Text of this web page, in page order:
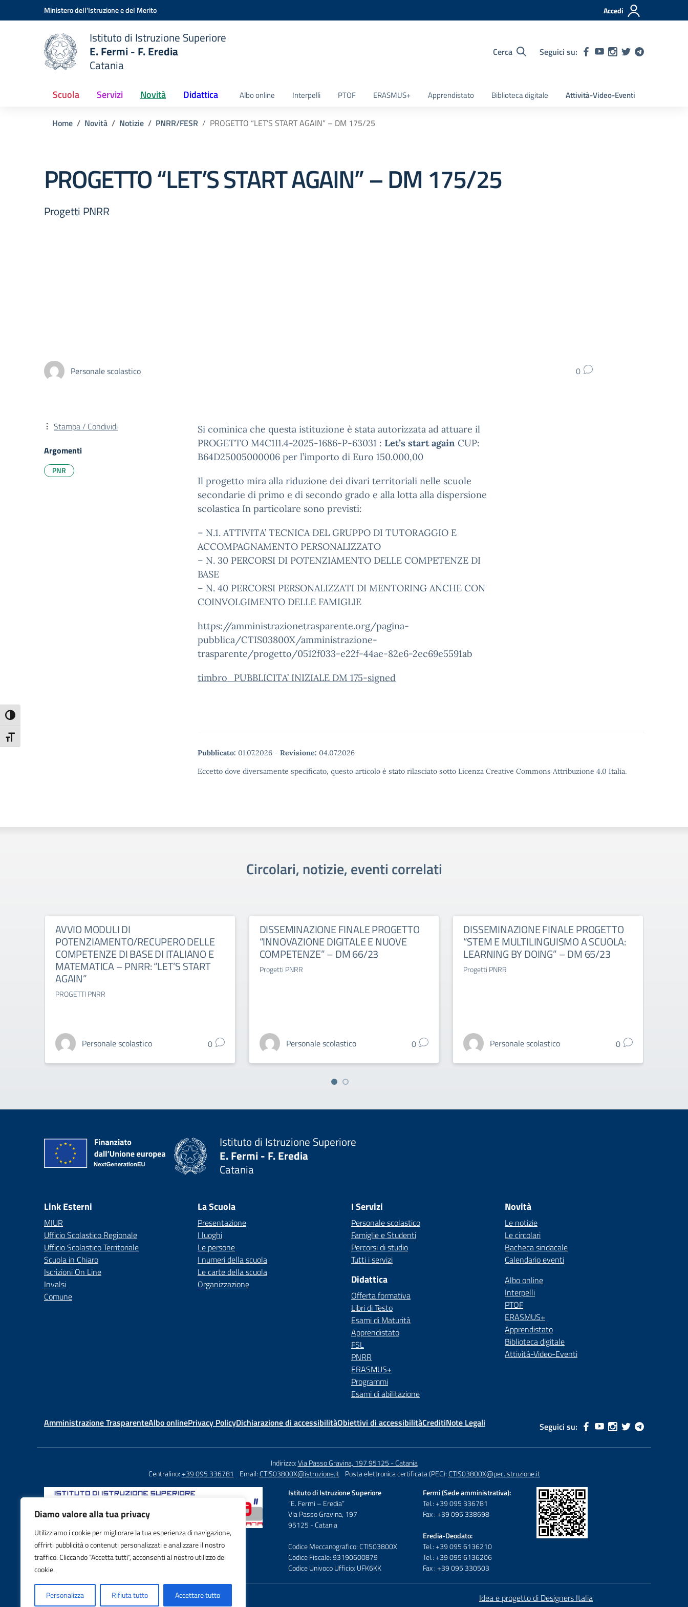
Diamo valore alla tua privacy
Utilizziamo i cookie per migliorare la tua esperienza di navigazione,
offrirti pubblicità o contenuti personalizzati e analizzare il nostro
traffico. Cliccando “Accetta tutti”, acconsenti al nostro utilizzo dei
cookie.
Personalizza Rifiuta tutto Accettare tutto
Attiva/disattiva alto contrasto
Attiva/disattiva dimensione testo
Vai ai contenuti
Vai al menu di navigazioneMinistero dell'Istruzione e del Merito Accedi
scuola
Istituto di Istruzione Superiore
E. Fermi - F. Eredia
Catania
Cerca Seguici su:
Scuola Servizi Novità Didattica Albo online Interpelli PTOF ERASMUS+ Apprendistato Biblioteca digitale Attività-Video-Eventi
Home Novità Notizie PNRR/FESR PROGETTO “LET’S START AGAIN” – DM 175/25
PROGETTO “LET’S START AGAIN” – DM 175/25
Progetti PNRR
Personale scolastico 0
Si cominica che questa istituzione è stata autorizzata ad attuare il
PROGETTO M4C1I1.4-2025-1686-P-63031 : Let’s start again CUP:
B64D25005000006 per l’importo di Euro 150.000,00
Il progetto mira alla riduzione dei divari territoriali nelle scuole
secondarie di primo e di secondo grado e alla lotta alla dispersione
scolastica In particolare sono previsti:
– N.1. ATTIVITA’ TECNICA DEL GRUPPO DI TUTORAGGIO E
ACCOMPAGNAMENTO PERSONALIZZATO
– N. 30 PERCORSI DI POTENZIAMENTO DELLE COMPETENZE DI
BASE
– N. 40 PERCORSI PERSONALIZZATI DI MENTORING ANCHE CON
COINVOLGIMENTO DELLE FAMIGLIE
https://amministrazionetrasparente.org/pagina-
pubblica/CTIS03800X/amministrazione-
trasparente/progetto/0512f033-e22f-44ae-82e6-2ec69e5591ab
timbro_PUBBLICITA’ INIZIALE DM 175-signed
Pubblicato: 01.07.2026 - Revisione: 04.07.2026
Eccetto dove diversamente specificato, questo articolo è stato rilasciato sotto Licenza Creative Commons Attribuzione 4.0 Italia.
Stampa / Condividi
Argomenti
PNR
Circolari, notizie, eventi correlati
AVVIO MODULI DI
POTENZIAMENTO/RECUPERO DELLE
COMPETENZE DI BASE DI ITALIANO E
MATEMATICA – PNRR: “LET’S START
AGAIN”
PROGETTI PNRR
Personale scolastico 0
DISSEMINAZIONE FINALE PROGETTO
“INNOVAZIONE DIGITALE E NUOVE
COMPETENZE” – DM 66/23
Progetti PNRR
Personale scolastico 0
DISSEMINAZIONE FINALE PROGETTO
“STEM E MULTILINGUISMO A SCUOLA:
LEARNING BY DOING” – DM 65/23
Progetti PNRR
Personale scolastico 0
Istituto di Istruzione Superiore
E. Fermi - F. Eredia
Catania
Link Esterni
MIUR
Ufficio Scolastico Regionale
Ufficio Scolastico Territoriale
Scuola in Chiaro
Iscrizioni On Line
Invalsi
Comune
La Scuola
Presentazione
I luoghi
Le persone
I numeri della scuola
Le carte della scuola
Organizzazione
I Servizi
Personale scolastico
Famiglie e Studenti
Percorsi di studio
Tutti i servizi
Didattica
Offerta formativa
Libri di Testo
Esami di Maturità
Apprendistato
FSL
PNRR
ERASMUS+
Programmi
Esami di abilitazione
Novità
Le notizie
Le circolari
Bacheca sindacale
Calendario eventi
Albo online
Interpelli
PTOF
ERASMUS+
Apprendistato
Biblioteca digitale
Attività-Video-Eventi
Amministrazione TrasparenteAlbo onlinePrivacy PolicyDichiarazione di accessibilitàObiettivi di accessibilitàCreditiNote Legali Seguici su:
Indirizzo:Via Passo Gravina, 197 95125 - Catania
Centralino:+39 095 336781 Email:CTIS03800X@istruzione.it Posta elettronica certificata (PEC):CTIS03800X@pec.istruzione.it
Email: CTIS03800X@istruzione.it
PEC: CTIS03800X@pec.istruzione.it
IBAN: IT88S0103016995000001605992
Istituto di Istruzione Superiore
“E. Fermi – Eredia”
Via Passo Gravina, 197
95125 - Catania
Codice Meccanografico: CTIS03800X
Codice Fiscale: 93190600879
Codice Univoco Ufficio: UFK6KK
Fermi (Sede amministrativa):
Tel.: +39 095 336781
Fax : +39 095 338698
Eredia-Deodato:
Tel.: +39 095 6136210
Tel.: +39 095 6136206
Fax : +39 095 330503
Idea e progetto di Designers Italia